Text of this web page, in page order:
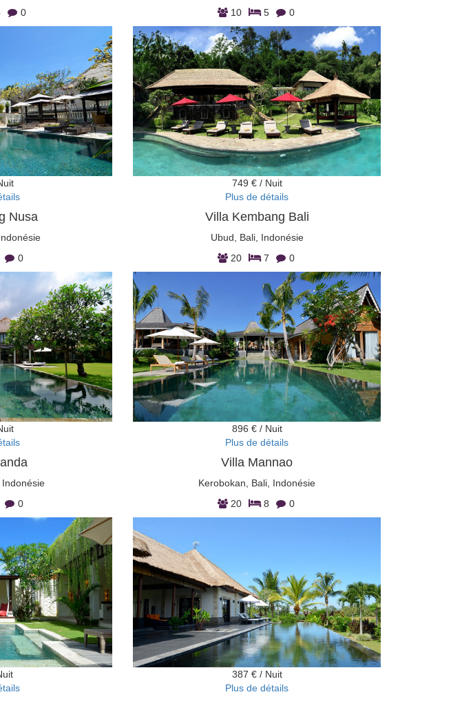
0
10
5 0
Nusa
0
749 € / Nuit
Plus de détails
Villa Kembang Bali
Ubud, Bali, Indonésie
20
7 0
Indonésie
0
896 € / Nuit
Plus de détails
Villa Mannao
Kerobokan, Bali, Indonésie
20
8 0
387 € / Nuit
Plus de détails